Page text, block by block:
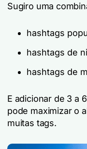
Sugiro uma
hashtags
hashtags de
hashtags de
E adicionar de 3 a
pode maximizar o
muitas tags.